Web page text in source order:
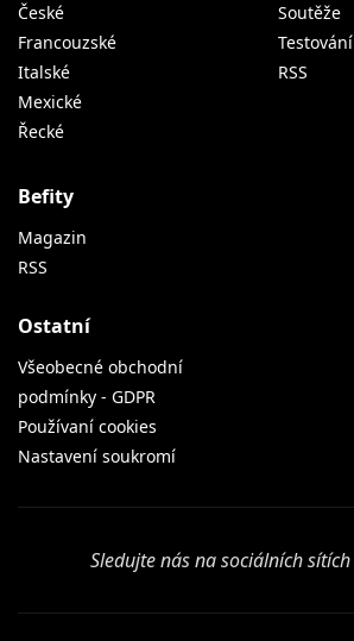
České
Francouzské
Italské
Mexické
Řecké
Soutěže
Testování
RSS
Befity
Magazin
RSS
Ostatní
Všeobecné obchodní
podmínky - GDPR
Používaní cookies
Nastavení soukromí
Sledujte nás na sociálních sítích